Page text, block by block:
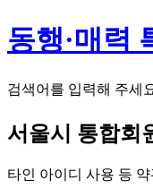
동행·매력
검색어를 입력해 주세
서울시 통합회
타인 아이디 사용 등 약